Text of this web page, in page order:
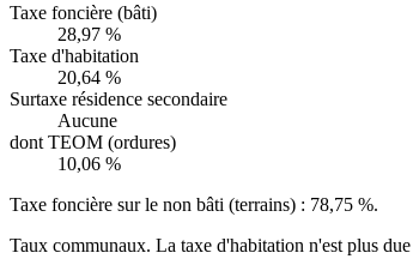
Taxe foncière (bâti)
28,97 %
Taxe d'habitation
20,64 %
Surtaxe résidence secondaire
Aucune
dont TEOM (ordures)
10,06 %
Taxe foncière sur le non bâti (terrains) : 78,75 %.
Taux communaux. La taxe d'habitation n'est plus